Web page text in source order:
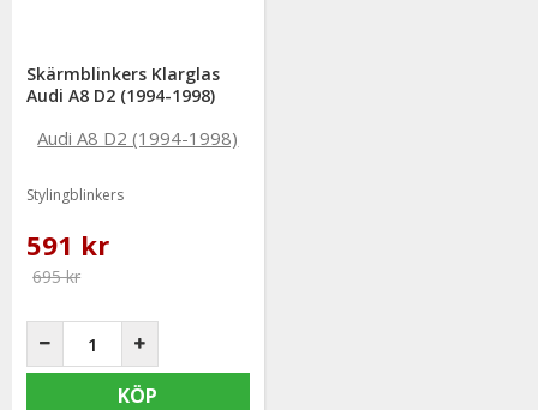
Skärmblinkers Klarglas
Audi A8 D2 (1994-1998)
Stylingblinkers
591 kr
695 kr
KÖP